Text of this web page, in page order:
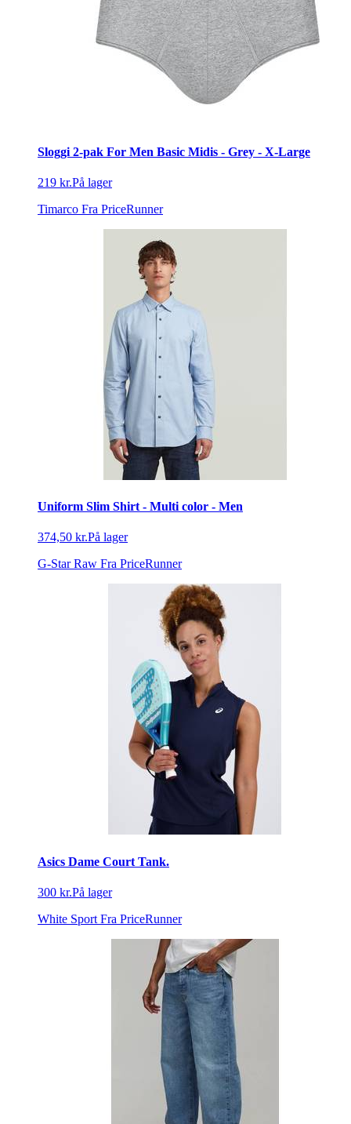
Sloggi 2-pak For Men Basic Midis - Grey - X-Large
219 kr.På lager
Timarco Fra PriceRunner
Uniform Slim Shirt - Multi color - Men
374,50 kr.På lager
G-Star Raw Fra PriceRunner
Asics Dame Court Tank.
300 kr.På lager
White Sport Fra PriceRunner